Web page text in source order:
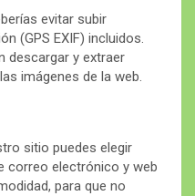
evitar subir
(GPS EXIF) incluidos.
descargar y extraer
imágenes de la web.
sitio puedes elegir
correo electrónico y web
para que no